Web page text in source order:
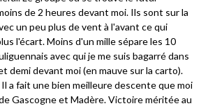
de 2 heures devant moi. Ils sont sur la
un peu plus de vent à l'avant ce qui
l'écart. Moins d'un mille sépare les 10
avec qui je me suis bagarré dans
demi devant moi (en mauve sur la carto).
a fait une bien meilleure descente que moi
Gascogne et Madère. Victoire méritée au